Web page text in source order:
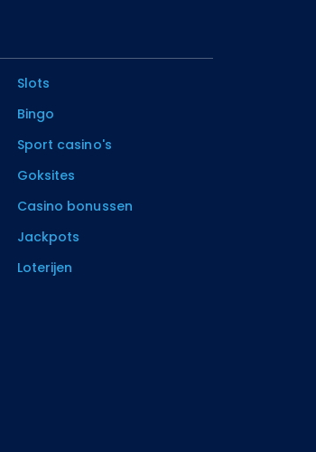
Slots
Bingo
Sport casino's
Goksites
Casino bonussen
Jackpots
Loterijen